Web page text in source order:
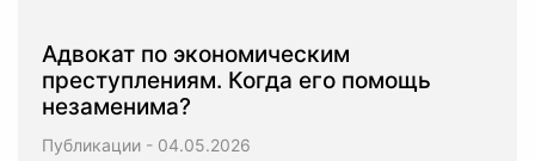
Адвокат по экономическим
преступлениям. Когда его помощь
незаменима?
Публикации -